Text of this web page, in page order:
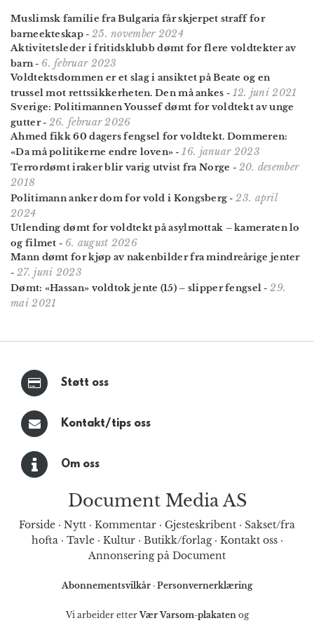
Muslimsk familie fra Bulgaria får skjerpet straff for
barneekteskap- 25. november 2024
Aktivitetsleder i fritidsklubb dømt for flere voldtekter av
barn- 6. februar 2023
Voldtekts­dommen er et slag i ansiktet på Beate og en
trussel mot retts­sikkerheten. Den må ankes - 12. juni 2021
Sverige: Politimannen Youssef dømt for voldtekt av unge
gutter- 26. februar 2026
Ahmed fikk 60 dagers fengsel for voldtekt. Dommeren:
«Da må politikerne endre loven» -16. januar 2023
Terrordømt iraker blir varig utvist fra Norge - 20. desember
2018
Politimann anker dom for vold i Kongsberg -23. april
2024
Utlending dømt for voldtekt på asylmottak – kameraten lo
og filmet - 6. august 2026
Mann dømt for kjøp av nakenbilder fra mindreårige jenter
- 27. juni 2023
Dømt: «Hassan» voldtok jente (15) – slipper fengsel -29.
mai 2021
Støtt oss
Kontakt/tips oss
Om oss
Document Media AS
Forside · Nytt · Kommentar · Gjesteskribent · Sakset/fra
hofta· Tavle· Kultur· Butikk/forlag· Kontakt oss·
Annonsering på Document
Abonnementsvilkår · Personvernerklæring
Vi arbeider etterVær Varsom-plakaten og